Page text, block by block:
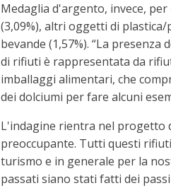
Medaglia d'argento, invece,
(3,09%), altri oggetti di
bevande (1,57%). “La
di rifiuti è rappresentata da
imballaggi alimentari, che
dei dolciumi per fare alcuni
L'indagine rientra nel progetto
preoccupante. Tutti questi
turismo e in generale per la
passati siano stati fatti dei